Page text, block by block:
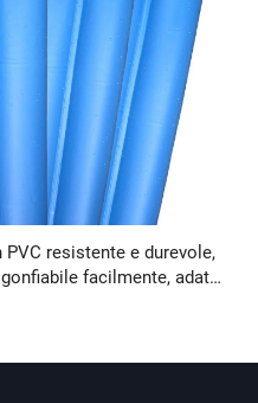
resistente e durevole,
facilmente, adatto